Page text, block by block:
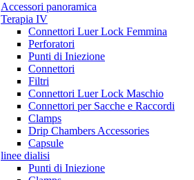
Accessori panoramica
Terapia IV
Connettori Luer Lock Femmina
Perforatori
Punti di Iniezione
Connettori
Filtri
Connettori Luer Lock Maschio
Connettori per Sacche e Raccordi
Clamps
Drip Chambers Accessories
Capsule
linee dialisi
Punti di Iniezione